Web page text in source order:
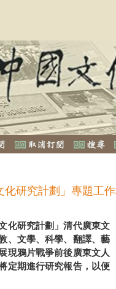
化研究計劃」專題工
化研究計劃」清代廣東文
、文學、科學、翻譯、藝
現鴉片戰爭前後廣東文人
定期進行研究報告，以便